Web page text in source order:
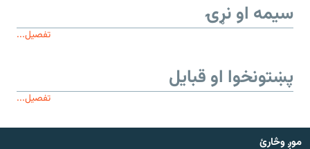
سیمه او نړۍ
تفصیل...
پښتونخوا او قبایل
تفصیل...
موږ وڅارئ